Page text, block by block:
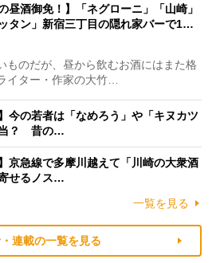
昼酒御免！】「ネグローニ」「山崎」
ッタン」新宿三丁目の隠れ家バーで1…
のだが、昼から飲むお酒にはまた格
ター・作家の大竹…
今の若者は「なめろう」や「キヌカツ
当？ 昔の…
京急線で多摩川越えて「川崎の大衆酒
せるノス…
一覧を見る
連載の一覧を見る